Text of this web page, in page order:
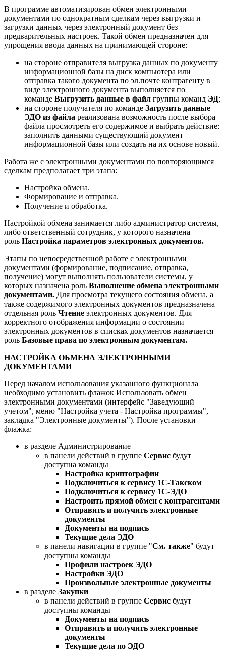
В программе автоматизирован обмен электронными
документами по однократным сделкам через выгрузки и
загрузки данных через электронный документ без
предварительных настроек. Такой обмен предназначен для
упрощения ввода данных на принимающей стороне:
на стороне отправителя выгрузка данных по документу
информационной базы на диск компьютера или
отправка такого документа по эл.почте контрагенту в
виде электронного документа выполняется по
команде Выгрузить данные в файл группы команд ЭД;
на стороне получателя по команде Загрузить данные
ЭДО из файла реализована возможность после выбора
файла просмотреть его содержимое и выбрать действие:
заполнить данными существующий документ
информационной базы или создать на их основе новый.
Работа же с электронными документами по повторяющимся
сделкам предполагает три этапа:
Настройка обмена.
Формирование и отправка.
Получение и обработка.
Настройкой обмена занимается либо администратор системы,
либо ответственный сотрудник, у которого назначена
роль Настройка параметров электронных документов.
Этапы по непосредственной работе с электронными
документами (формирование, подписание, отправка,
получение) могут выполнять пользователи системы, у
которых назначена роль Выполнение обмена электронными
документами. Для просмотра текущего состояния обмена, а
также содержимого электронных документов предназначена
отдельная роль Чтение электронных документов. Для
корректного отображения информации о состоянии
электронных документов в списках документов назначается
роль Базовые права по электронным документам.
НАСТРОЙКА ОБМЕНА ЭЛЕКТРОННЫМИ
ДОКУМЕНТАМИ
Перед началом использования указанного функционала
необходимо установить флажок Использовать обмен
электронными документами (интерфейс "Заведующий
учетом", меню "Настройка учета - Настройка программы",
закладка "Электронные документы"). После установки
флажка:
в разделе Администрирование
в панели действий в группе Сервис будут
доступна команды
Настройка криптографии
Подключиться к сервису 1С-Такском
Подключиться к сервису 1С-ЭДО
Настроить прямой обмен с контрагентами
Отправить и получить электронные
документы
Документы на подпись
Текущие дела ЭДО
в панели навигации в группе "См. также" будут
доступны команды
Профили настроек ЭДО
Настройки ЭДО
Произвольные электронные документы
в разделе Закупки
в панели действий в группе Сервис будут
доступны команды
Документы на подпись
Отправить и получить электронные
документы
Текущие дела по ЭДО